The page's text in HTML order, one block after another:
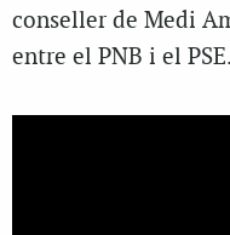
conseller de Medi
entre el PNB i el PSE.